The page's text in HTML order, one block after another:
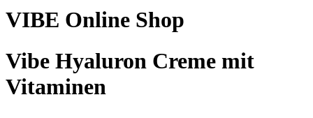
VIBE Online Shop
Vibe Hyaluron Creme mit
Vitaminen